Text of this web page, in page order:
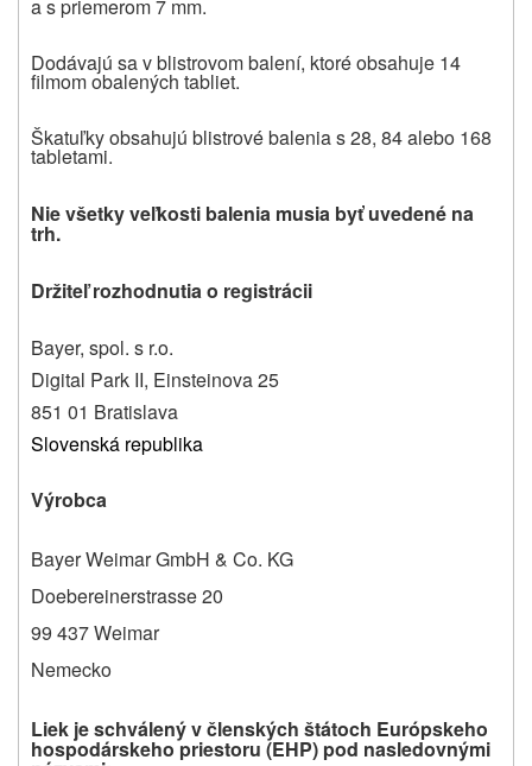
a s priemerom 7 mm.
Dodávajú sa v blistrovom balení, ktoré obsahuje 14
filmom obalených tabliet.
Škatuľky obsahujú blistrové balenia s 28, 84 alebo 168
tabletami.
Nie všetky veľkosti balenia musia byť uvedené na
trh.
Držiteľ rozhodnutia o registrácii
Bayer, spol. s r.o.
Digital Park II, Einsteinova 25
851 01 Bratislava
Slovenská republika
Výrobca
Bayer Weimar GmbH & Co. KG
Doebereinerstrasse 20
99 437 Weimar
Nemecko
Liek je schválený v členských štátoch Európskeho
hospodárskeho priestoru (EHP) pod nasledovnými